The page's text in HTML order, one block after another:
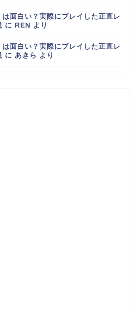
は面白い？実際にプレイした正直レ
に REN より
は面白い？実際にプレイした正直レ
に あきら より